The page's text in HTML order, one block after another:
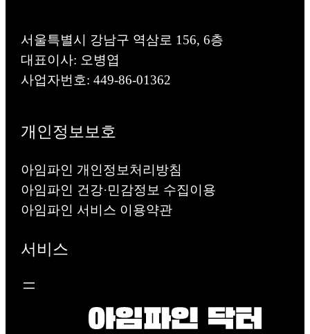
서울특별시 강남구 역삼로 156, 6층
대표이사: 오병엽
사업자번호: 449-86-01362
개인정보보호
아임파인 개인정보처리방침
아임파인 건강·민감정보 수집이용
아임파인 서비스 이용약관
서비스